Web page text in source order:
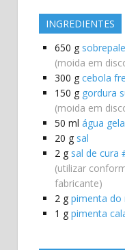
INGREDIENTES
650 g
(moida em
300 g cebola
150 g gordura
(moida em
50 ml água
20 g sal
2 g sal de cura
(utilizar
fabricante)
2 g pimenta do
1 g pimenta